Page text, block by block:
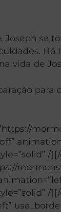
se
vida de
para
/